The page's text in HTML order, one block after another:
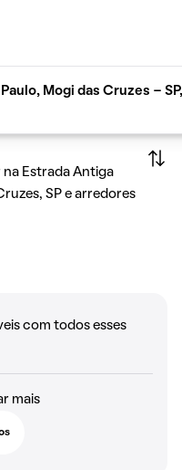
Mogi das Cruzes -
Estrada Antiga
SP e arredores
com todos esses
mais